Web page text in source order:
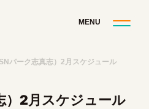
SNパーク志真志）2月スケジュール
）2月スケジュール